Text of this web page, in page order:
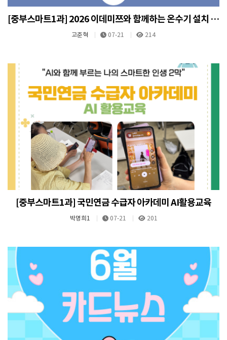
[중부스마트1과] 2026 이데미쯔와 함께하는 온수기 설치 지원사업
고준혁 07-21 214
[중부스마트1과] 국민연금 수급자 아카데미 AI활용교육
박명희1 07-21 201